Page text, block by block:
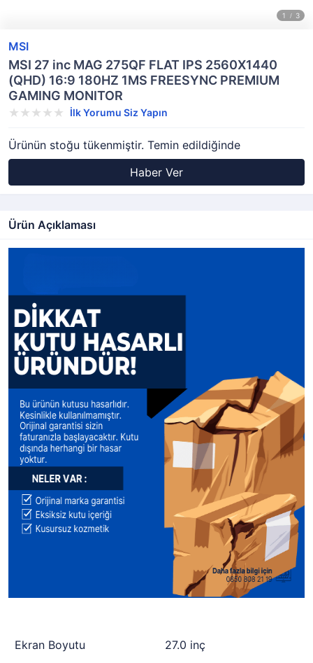
MSI
MSI 27 inc MAG 275QF FLAT IPS 2560X1440
(QHD) 16:9 180HZ 1MS FREESYNC PREMIUM
GAMING MONITOR
İlk Yorumu Siz Yapın
Ürünün stoğu tükenmiştir. Temin edildiğinde
Haber Ver
Ürün Açıklaması
Ekran Boyutu
27.0 inç